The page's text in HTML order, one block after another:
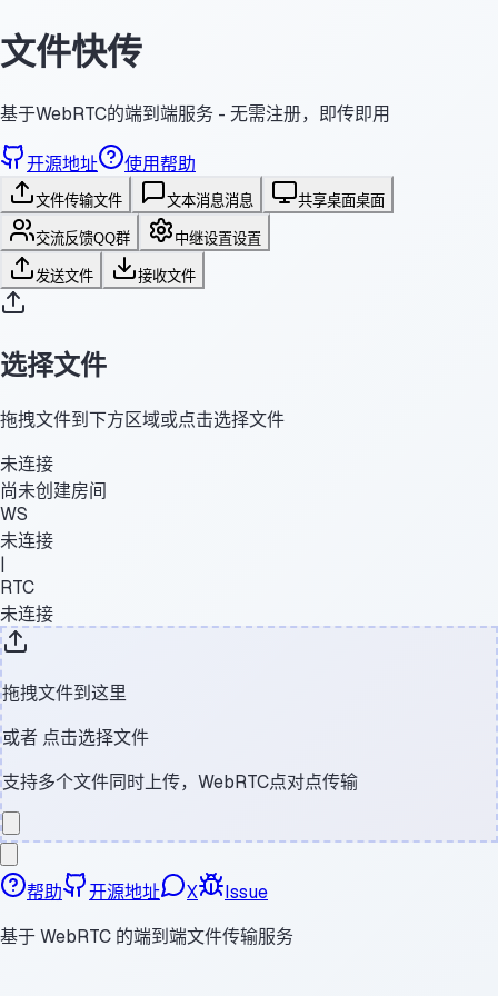
文件快传
基于WebRTC的端到端服务 - 无需注册，即传即用
开源地址 使用帮助
文件传输文件 文本消息消息 共享桌面桌面
交流反馈QQ群 中继设置设置
发送文件 接收文件
选择文件
拖拽文件到下方区域或点击选择文件
未连接
尚未创建房间
WS
未连接
|
RTC
未连接
拖拽文件到这里
或者 点击选择文件
支持多个文件同时上传，WebRTC点对点传输
帮助 开源地址 X
Issue
基于 WebRTC 的端到端文件传输服务